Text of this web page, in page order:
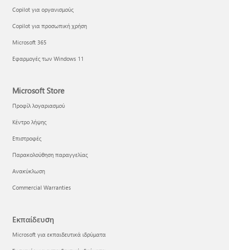
Copilot για οργανισμούς
Copilot για προσωπική χρήση
Microsoft 365
Εφαρμογές των Windows 11
Microsoft Store
Προφίλ λογαριασμού
Κέντρο λήψης
Επιστροφές
Παρακολούθηση παραγγελίας
Ανακύκλωση
Commercial Warranties
Εκπαίδευση
Microsoft για εκπαιδευτικά ιδρύματα